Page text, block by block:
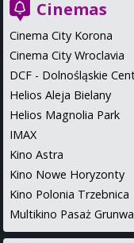
Cinemas
Cinema City Korona
Cinema City Wroclavia
DCF - Dolnośląskie
Helios Aleja Bielany
Helios Magnolia Park
IMAX
Kino Astra
Kino Nowe Horyzonty
Kino Polonia Trzebnica
Multikino Pasaż